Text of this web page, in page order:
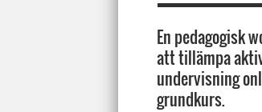
En pedagogisk
att tillämpa
undervisning
grundkurs.